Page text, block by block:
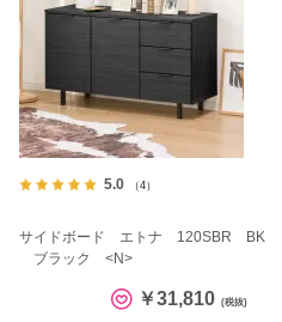
5.0 （4）
サイドボード エトナ 120SBR BK
ブラック <N>
￥31,810 (税抜)